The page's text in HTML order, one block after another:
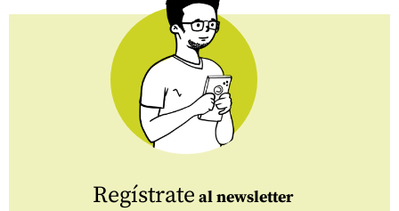
Regístrate al newsletter